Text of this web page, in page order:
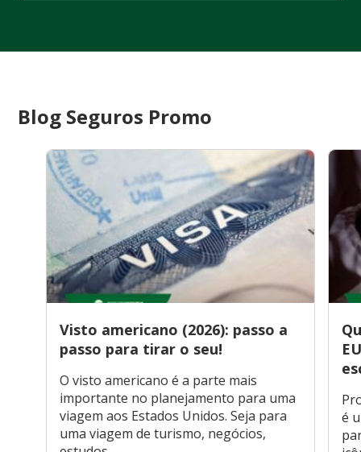
Blog Seguros Promo
Visto americano (2026): passo a
passo para tirar o seu!
O visto americano é a parte mais
importante no planejamento para uma
viagem aos Estados Unidos. Seja para
uma viagem de turismo, negócios,
é